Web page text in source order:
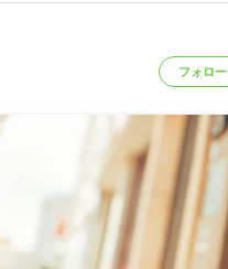
フォロー